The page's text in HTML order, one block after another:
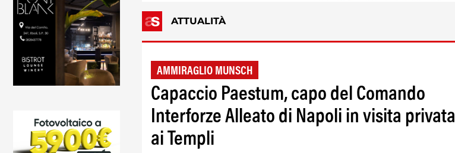
ATTUALITÀ
AMMIRAGLIO MUNSCH
Capaccio Paestum, capo del Comando
Interforze Alleato di Napoli in visita privata
ai Templi